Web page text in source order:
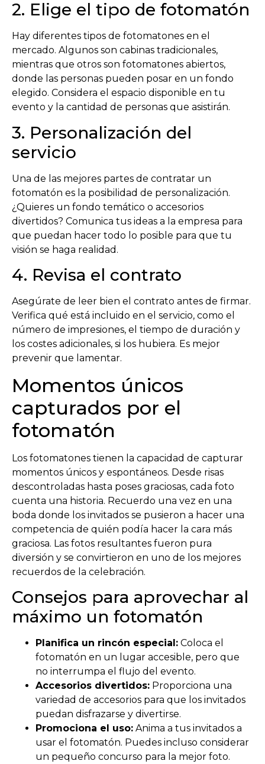
2. Elige el tipo de fotomatón
Hay diferentes tipos de fotomatones en el
mercado. Algunos son cabinas tradicionales,
mientras que otros son fotomatones abiertos,
donde las personas pueden posar en un fondo
elegido. Considera el espacio disponible en tu
evento y la cantidad de personas que asistirán.
3. Personalización del
servicio
Una de las mejores partes de contratar un
fotomatón es la posibilidad de personalización.
¿Quieres un fondo temático o accesorios
divertidos? Comunica tus ideas a la empresa para
que puedan hacer todo lo posible para que tu
visión se haga realidad.
4. Revisa el contrato
Asegúrate de leer bien el contrato antes de firmar.
Verifica qué está incluido en el servicio, como el
número de impresiones, el tiempo de duración y
los costes adicionales, si los hubiera. Es mejor
prevenir que lamentar.
Momentos únicos
capturados por el
fotomatón
Los fotomatones tienen la capacidad de capturar
momentos únicos y espontáneos. Desde risas
descontroladas hasta poses graciosas, cada foto
cuenta una historia. Recuerdo una vez en una
boda donde los invitados se pusieron a hacer una
competencia de quién podía hacer la cara más
graciosa. Las fotos resultantes fueron pura
diversión y se convirtieron en uno de los mejores
recuerdos de la celebración.
Consejos para aprovechar al
máximo un fotomatón
Planifica un rincón especial: Coloca el
fotomatón en un lugar accesible, pero que
no interrumpa el flujo del evento.
Accesorios divertidos: Proporciona una
variedad de accesorios para que los invitados
puedan disfrazarse y divertirse.
Promociona el uso: Anima a tus invitados a
usar el fotomatón. Puedes incluso considerar
un pequeño concurso para la mejor foto.